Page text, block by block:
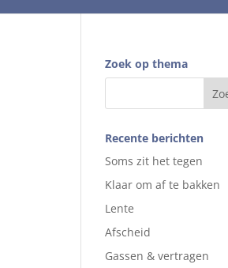
Zoek op thema
Recente berichten
Soms zit het tegen
Klaar om af te bakken
Lente
Afscheid
Gassen & vertragen